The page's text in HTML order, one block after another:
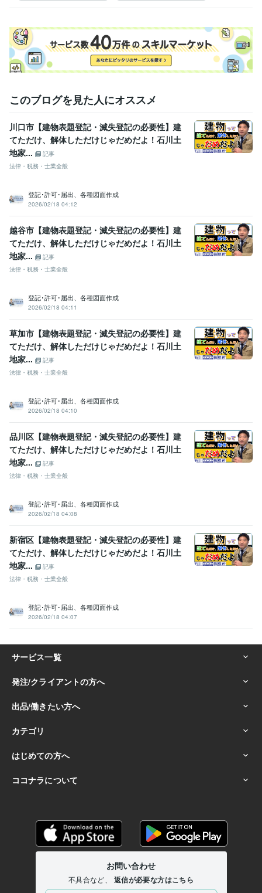
このブログを見た人にオススメ
川口市【建物表題登記・滅失登記の必要性】建
てただけ、解体しただけじゃだめだよ！石川土
地家...
記事
法律・税務・士業全般
登記･許可･届出、各種図面作成
2026/02/18 04:12
越谷市【建物表題登記・滅失登記の必要性】建
てただけ、解体しただけじゃだめだよ！石川土
地家...
記事
法律・税務・士業全般
登記･許可･届出、各種図面作成
2026/02/18 04:11
草加市【建物表題登記・滅失登記の必要性】建
てただけ、解体しただけじゃだめだよ！石川土
地家...
記事
法律・税務・士業全般
登記･許可･届出、各種図面作成
2026/02/18 04:10
品川区【建物表題登記・滅失登記の必要性】建
てただけ、解体しただけじゃだめだよ！石川土
地家...
記事
法律・税務・士業全般
登記･許可･届出、各種図面作成
2026/02/18 04:08
新宿区【建物表題登記・滅失登記の必要性】建
てただけ、解体しただけじゃだめだよ！石川土
地家...
記事
法律・税務・士業全般
登記･許可･届出、各種図面作成
2026/02/18 04:07